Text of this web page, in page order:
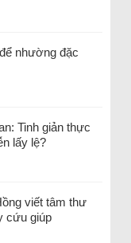
nhường đặc
Tinh giản thực
lấy lệ?
viết tâm thư
cứu giúp